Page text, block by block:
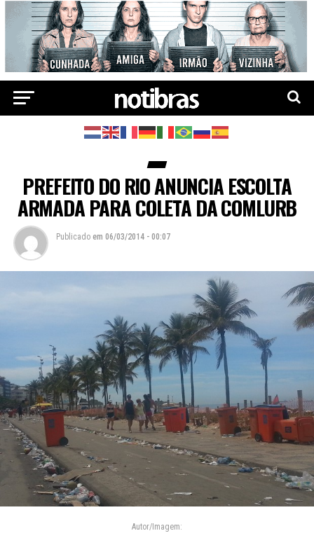
PREFEITO DO RIO ANUNCIA ESCOLTA
ARMADA PARA COLETA DA COMLURB
Publicado em 06/03/2014 - 00:07
Autor/Imagem: